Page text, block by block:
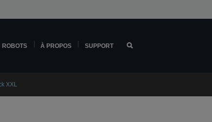
ROBOTS À PROPOS SUPPORT
XXL